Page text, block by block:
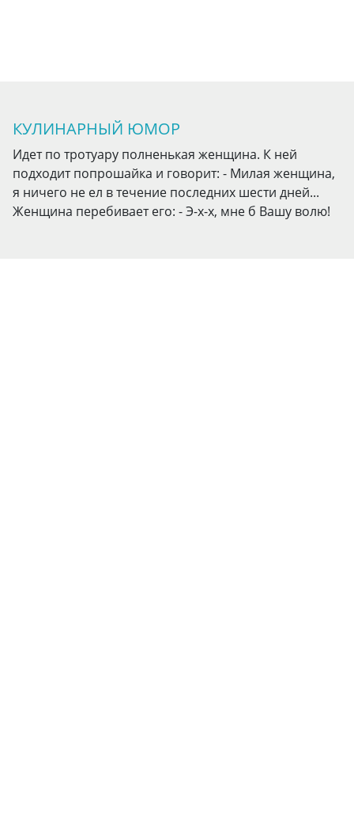
КУЛИНАРНЫЙ ЮМОР
Идет по тротуару полненькая женщина. К ней
подходит попрошайка и говорит: - Милая женщина,
я ничего не ел в течение последних шести дней...
Женщина перебивает его: - Э-х-х, мне б Вашу волю!